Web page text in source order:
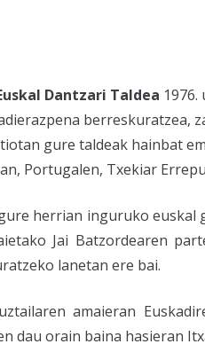
Dantzari Taldea
berreskuratzea,
gure taldeak hainbat
Portugalen, Txekiar
herrian inguruko euskal
Jai Batzordearen
lanetan ere bai.
amaieran
dau orain baina hasieran